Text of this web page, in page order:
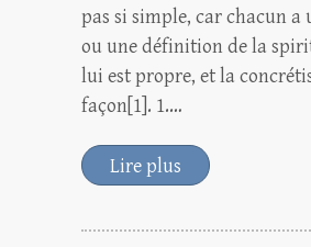
pas si simple, car chacun a
ou une définition de la
lui est propre, et la
façon[1]. 1.…
Lire plus